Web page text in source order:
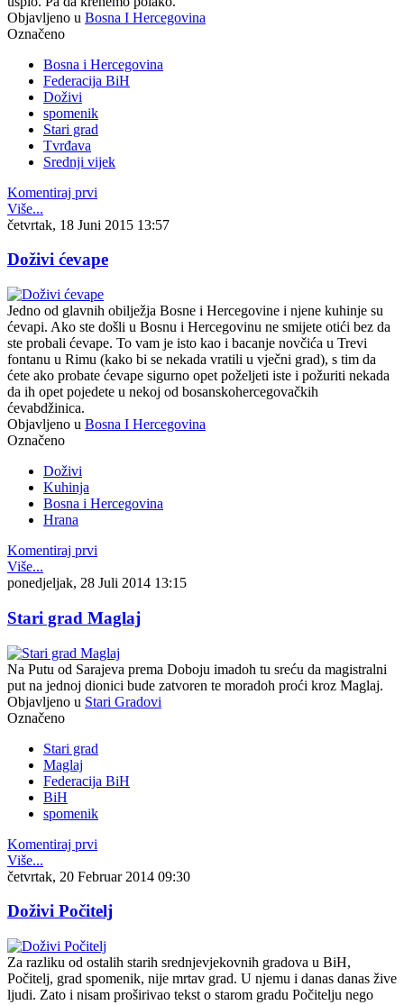
Objavljeno u Bosna I Hercegovina
Označeno
Bosna i Hercegovina
Federacija BiH
Doživi
spomenik
Stari grad
Tvrđava
Srednji vijek
Komentiraj prvi
Više...
četvrtak, 18 Juni 2015 13:57
Doživi ćevape
Jedno od glavnih obilježja Bosne i Hercegovine i njene kuhinje su
ćevapi. Ako ste došli u Bosnu i Hercegovinu ne smijete otići bez da
ste probali ćevape. To vam je isto kao i bacanje novčića u Trevi
fontanu u Rimu (kako bi se nekada vratili u vječni grad), s tim da
ćete ako probate ćevape sigurno opet poželjeti iste i požuriti nekada
da ih opet pojedete u nekoj od bosanskohercegovačkih
ćevabdžinica.
Objavljeno u Bosna I Hercegovina
Označeno
Doživi
Kuhinja
Bosna i Hercegovina
Hrana
Komentiraj prvi
Više...
ponedjeljak, 28 Juli 2014 13:15
Stari grad Maglaj
Na Putu od Sarajeva prema Doboju imadoh tu sreću da magistralni
put na jednoj dionici bude zatvoren te moradoh proći kroz Maglaj.
Objavljeno u Stari Gradovi
Označeno
Stari grad
Maglaj
Federacija BiH
BiH
spomenik
Komentiraj prvi
Više...
četvrtak, 20 Februar 2014 09:30
Doživi Počitelj
Za razliku od ostalih starih srednjevjekovnih gradova u BiH,
Počitelj, grad spomenik, nije mrtav grad. U njemu i danas danas žive
ljudi. Zato i nisam proširivao tekst o starom gradu Počitelju nego